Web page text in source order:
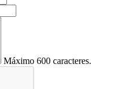
Máximo 600 caracteres.